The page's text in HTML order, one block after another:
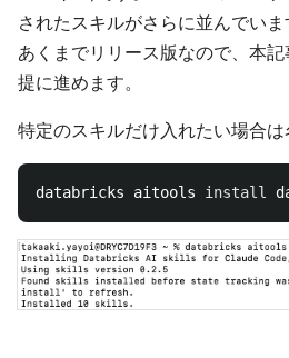
されたスキルがさらに並んでい
あくまでリリース版なので、本
提に進めます。
特定のスキルだけ入れたい場合は
databricks aitools install